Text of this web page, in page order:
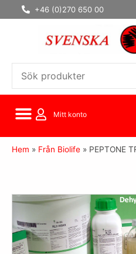
Hoppa
till
+46 (0)270 650 00
Mitt konto
Hem » Från Biolife » PEPTONE